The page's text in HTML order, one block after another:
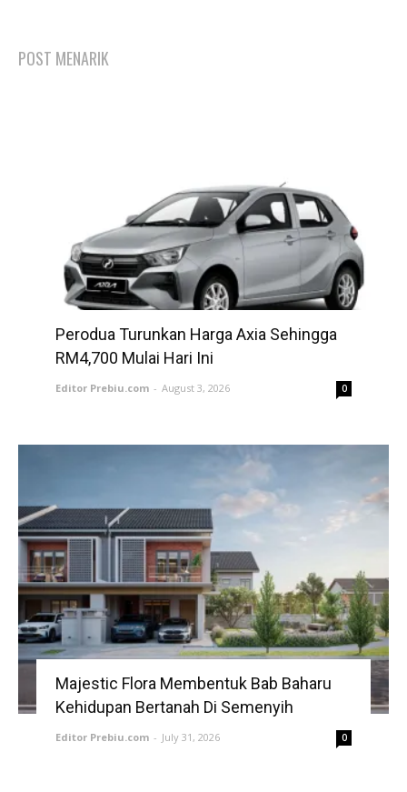
POST MENARIK
Perodua Turunkan Harga Axia Sehingga
RM4,700 Mulai Hari Ini
Editor Prebiu.com - August 3, 2026 0
Majestic Flora Membentuk Bab Baharu
Kehidupan Bertanah Di Semenyih
Editor Prebiu.com - July 31, 2026 0